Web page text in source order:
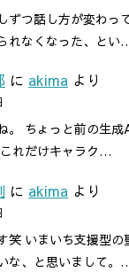
ずつ話し方が変わっ
れなくなった、とい
に akima より
。 ちょっと前の生
れだけキャラク…
に akima より
笑 いまいち支援型
な、と思いまして。